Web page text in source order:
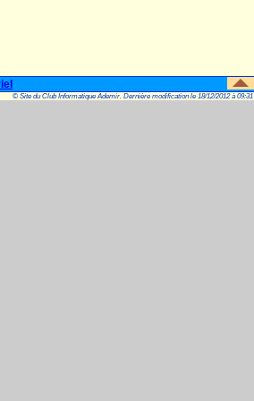
© Site du Club Informatique Ademir. Dernière modification le 18/12/2012 à 09:31